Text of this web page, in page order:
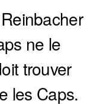
ne le
trouver
les Caps.